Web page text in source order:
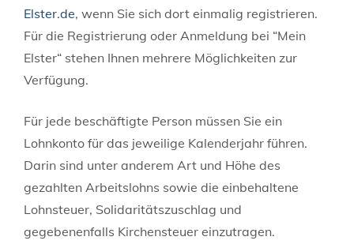
Elster.de, wenn Sie sich dort einmalig registrieren.
Für die Registrierung oder Anmeldung bei “Mein
Elster“ stehen Ihnen mehrere Möglichkeiten zur
Verfügung.
Für jede beschäftigte Person müssen Sie ein
Lohnkonto für das jeweilige Kalenderjahr führen.
Darin sind unter anderem Art und Höhe des
gezahlten Arbeitslohns sowie die einbehaltene
Lohnsteuer, Solidaritätszuschlag und
gegebenenfalls Kirchensteuer einzutragen.